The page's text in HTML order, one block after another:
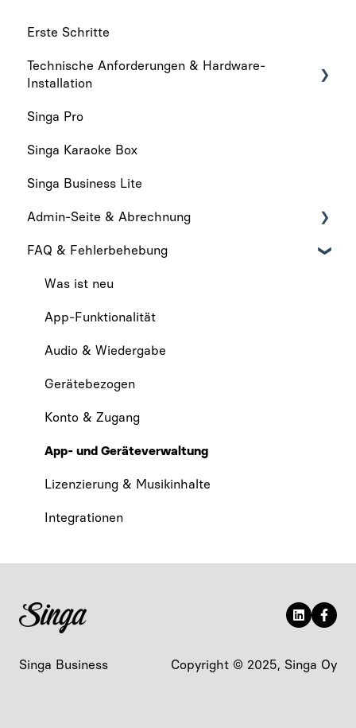
Erste Schritte
Technische Anforderungen & Hardware-
Installation
Technische anforderungen
Hardware-Installation
Singa Pro
Singa Karaoke Box
Singa Business Lite
Admin-Seite & Abrechnung
Admin-Seite
Abrechnung
FAQ & Fehlerbehebung
Was ist neu
App-Funktionalität
Audio & Wiedergabe
Gerätebezogen
Konto & Zugang
App- und Geräteverwaltung
Lizenzierung & Musikinhalte
Integrationen
Singa Business Copyright © 2025, Singa Oy